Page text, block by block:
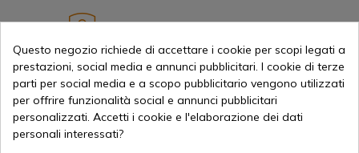
Spedizioni Internazionali
Questo negozio richiede di accettare i cookie per scopi legati a
prestazioni, social media e annunci pubblicitari. I cookie di terze
parti per social media e a scopo pubblicitario vengono utilizzati
per offrire funzionalità social e annunci pubblicitari
personalizzati. Accetti i cookie e l'elaborazione dei dati
personali interessati?